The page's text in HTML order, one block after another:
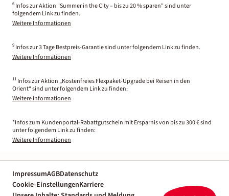
6 Infos zur Aktion "Summer in the City – bis zu 20 % sparen" sind unter
folgendem Link zu finden.
Weitere Informationen
9 Infos zur 3 Tage Bestpreis-Garantie sind unter folgendem Link zu finden.
Weitere Informationen
11 Infos zur Aktion „Kostenfreies Flexpaket-Upgrade bei Reisen in den
Orient“ sind unter folgendem Link zu finden:
Weitere Informationen
*Infos zum Kundenportal-Rabattgutschein mit Ersparnis von bis zu 300 € sind
unter folgendem Link zu finden:
Weitere Informationen
ImpressumAGBDatenschutz
Cookie-EinstellungenKarriere